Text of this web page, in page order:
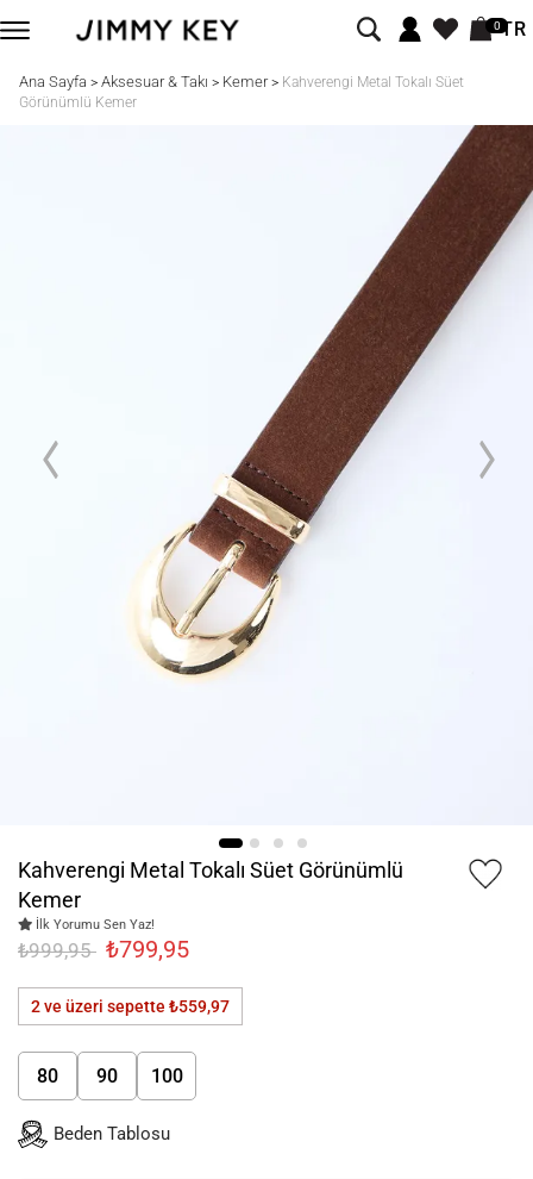
0TR
Ana Sayfa > Aksesuar & Takı > Kemer> Kahverengi Metal Tokalı Süet
Görünümlü Kemer
Kahverengi Metal Tokalı Süet Görünümlü
Kemer
İlk Yorumu Sen Yaz!
₺999,95 ₺799,95
2 ve üzeri sepette ₺559,97
80 90 100
Beden Tablosu